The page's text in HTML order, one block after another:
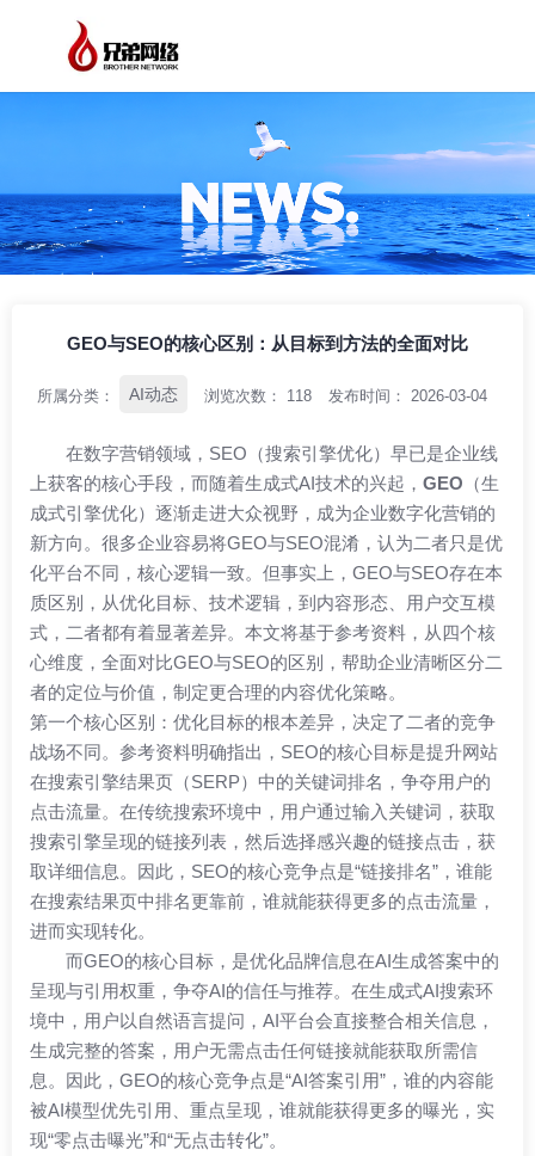
GEO与SEO的核心区别：从目标到方法的全面对比
所属分类： AI动态 浏览次数： 118 发布时间： 2026-03-04
在数字营销领域，SEO（搜索引擎优化）早已是企业线
上获客的核心手段，而随着生成式AI技术的兴起， GEO （生
成式引擎优化）逐渐走进大众视野，成为企业数字化营销的
新方向。很多企业容易将GEO与SEO混淆，认为二者只是优
化平台不同，核心逻辑一致。但事实上，GEO与SEO存在本
质区别，从优化目标、技术逻辑，到内容形态、用户交互模
式，二者都有着显著差异。本文将基于参考资料，从四个核
心维度，全面对比GEO与SEO的区别，帮助企业清晰区分二
者的定位与价值，制定更合理的内容优化策略。
第一个核心区别：优化目标的根本差异，决定了二者的竞争
战场不同。参考资料明确指出，SEO的核心目标是提升网站
在搜索引擎结果页（SERP）中的关键词排名，争夺用户的
点击流量。在传统搜索环境中，用户通过输入关键词，获取
搜索引擎呈现的链接列表，然后选择感兴趣的链接点击，获
取详细信息。因此，SEO的核心竞争点是“链接排名”，谁能
在搜索结果页中排名更靠前，谁就能获得更多的点击流量，
进而实现转化。
而GEO的核心目标，是优化品牌信息在AI生成答案中的
呈现与引用权重，争夺AI的信任与推荐。在生成式AI搜索环
境中，用户以自然语言提问，AI平台会直接整合相关信息，
生成完整的答案，用户无需点击任何链接就能获取所需信
息。因此，GEO的核心竞争点是“AI答案引用”，谁的内容能
被AI模型优先引用、重点呈现，谁就能获得更多的曝光，实
现“零点击曝光”和“无点击转化”。